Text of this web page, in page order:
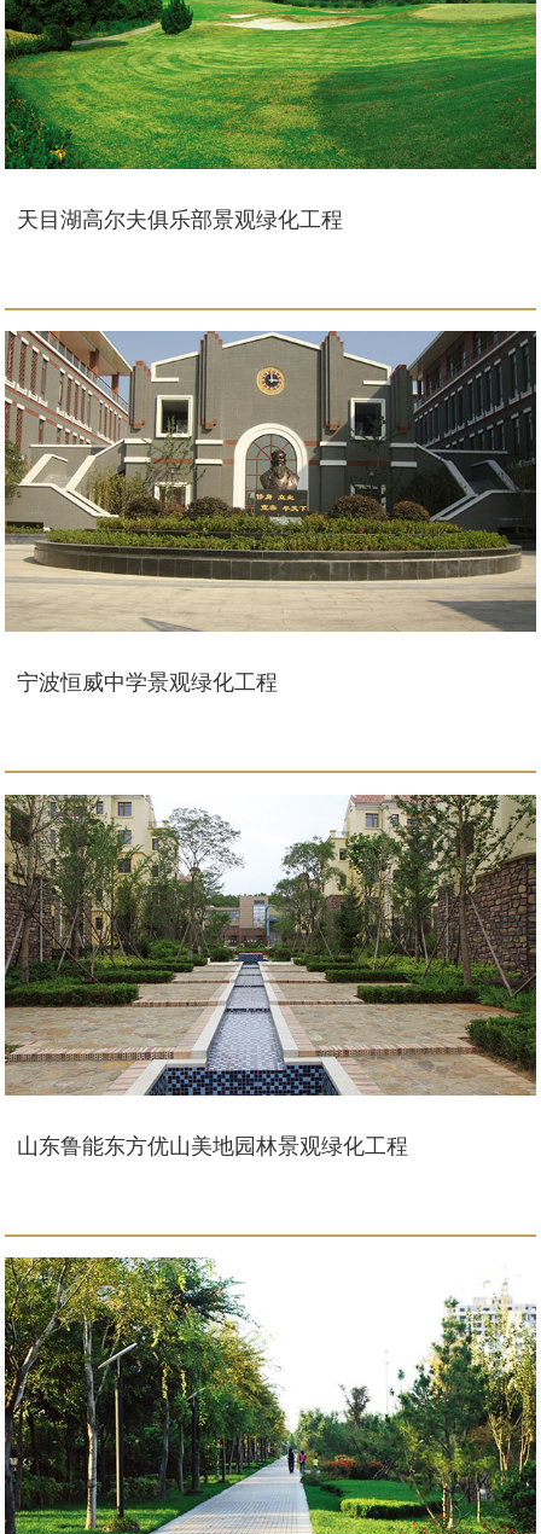
天目湖高尔夫俱乐部景观绿化工程
宁波恒威中学景观绿化工程
山东鲁能东方优山美地园林景观绿化工程